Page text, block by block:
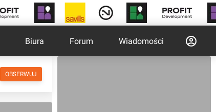
Biura Forum Wiadomości
OBSERWUJ